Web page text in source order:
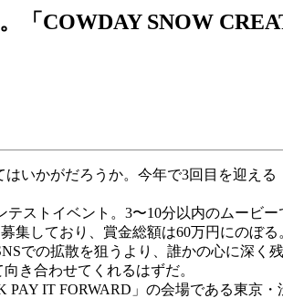
COWDAY SNOW
いかがだろうか。今年で3回目を迎え
ストイベント。3〜10分以内のムービ
集しており、賞金総額は60万円にのぼる
での拡散を狙うより、誰かの心に深
き合わせてくれるはずだ。
IT FORWARD」の会場である東京